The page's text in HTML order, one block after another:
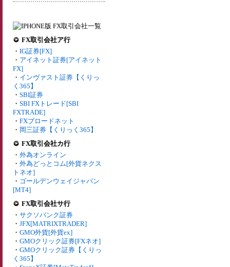
FX取引会社ア行
・ IG証券[FX]
・ アイネット証券[アイネット
FX]
・ インヴァスト証券【くりっ
く365】
・ SBI証券
・ SBI FXトレード[SBI
FXTRADE]
・ FXブロードネット
・ 岡三証券【くりっく365】
FX取引会社カ行
・ 外為オンライン
・ 外為どっとコム[外貨ネクス
トネオ]
・ ゴールデンウェイジャパン
[MT4]
FX取引会社サ行
・ サクソバンク証券
・ JFX[MATRIXTRADER]
・ GMO外貨[外貨ex]
・ GMOクリック証券[FXネオ]
・ GMOクリック証券【くりっ
く365】